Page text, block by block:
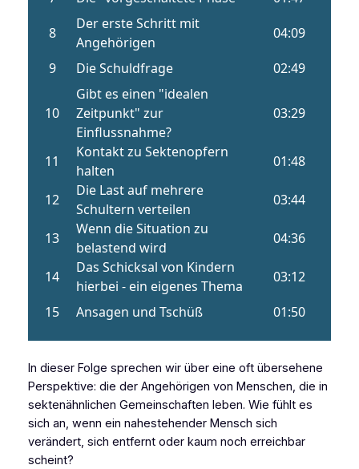
In dieser Folge sprechen wir über eine oft übersehene
Perspektive: die der Angehörigen von Menschen, die in
sektenähnlichen Gemeinschaften leben. Wie fühlt es
sich an, wenn ein nahestehender Mensch sich
verändert, sich entfernt oder kaum noch erreichbar
scheint?